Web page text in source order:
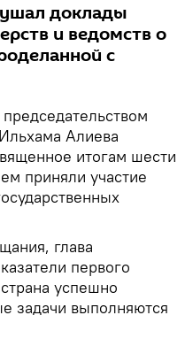
доклады
и ведомств о
с
Алиева
итогам шести
приняли участие
глава
первого
успешно
задачи выполняются